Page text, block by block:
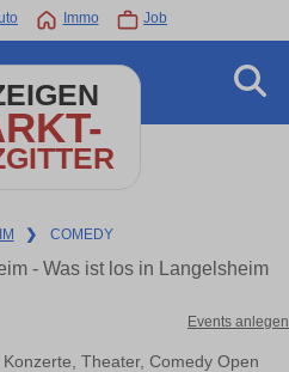
Immo Job
❯ COMEDY
- Was ist los in Langelsheim
Events anlegen
Theater, Comedy Open